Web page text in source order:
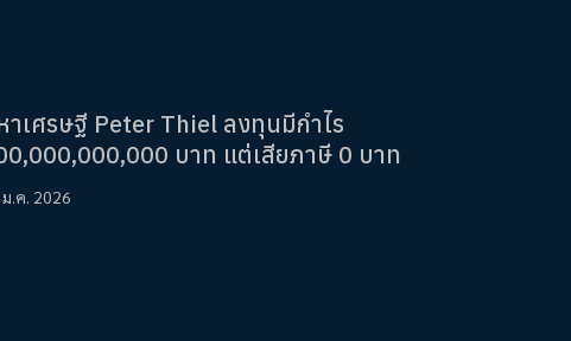
าเศรษฐี Peter Thiel ลงทุนมีกำไร
บาท แต่เสียภาษี 0 บาท
.ค. 2026